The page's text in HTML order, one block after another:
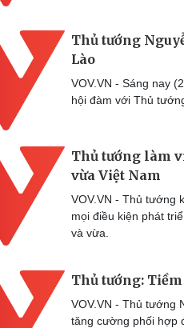
Thủ tướng
Lào
VOV.VN - Sáng nay
hội đàm với Thủ
Thủ tướng làm
vừa Việt Nam
VOV.VN - Thủ tướng
mọi điều kiện phát
và vừa.
Thủ tướng:
VOV.VN - Thủ tướng
tăng cường phối hợp